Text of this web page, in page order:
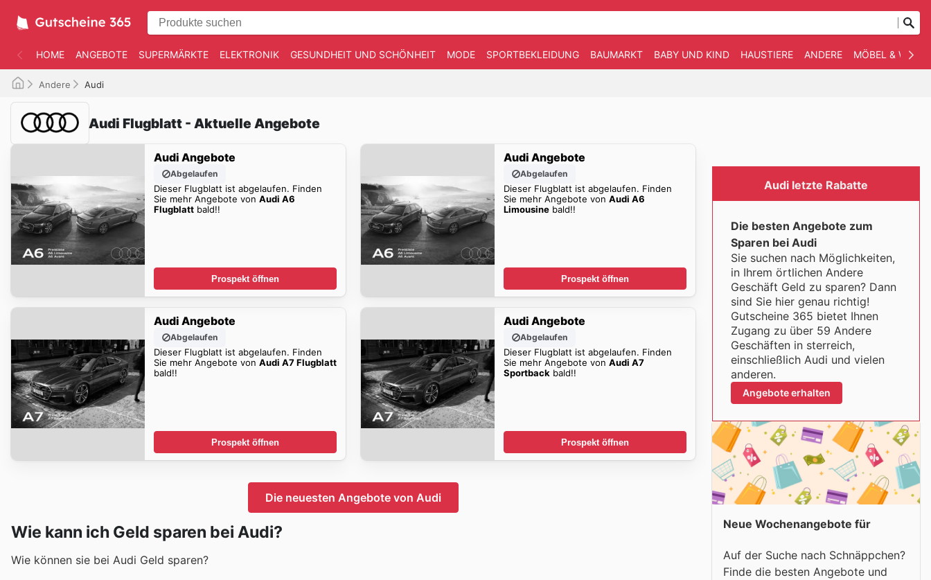
HOME ANGEBOTE SUPERMÄRKTE ELEKTRONIK GESUNDHEIT UND SCHÖNHEIT MODE SPORTBEKLEIDUNG BAUMARKT BABY UND KIND HAUSTIERE ANDERE MÖBEL &
Andere Audi
Audi Flugblatt - Aktuelle Angebote
Audi Angebote
Abgelaufen
Dieser Flugblatt ist abgelaufen. Finden
Sie mehr Angebote von Audi A6
Flugblattbald!!
Prospekt öffnen
Audi Angebote
Abgelaufen
Dieser Flugblatt ist abgelaufen. Finden
Sie mehr Angebote vonAudi A6
Limousine bald!!
Prospekt öffnen
Audi Angebote
Abgelaufen
Dieser Flugblatt ist abgelaufen. Finden
Sie mehr Angebote von Audi A7 Flugblatt
bald!!
Prospekt öffnen
Audi Angebote
Abgelaufen
Dieser Flugblatt ist abgelaufen. Finden
Sie mehr Angebote vonAudi A7
Sportback bald!!
Prospekt öffnen
Die neuesten Angebote von Audi
Wie kann ich Geld sparen bei Audi?
Wie können sie bei Audi Geld sparen?
Audi letzte Rabatte
Die besten Angebote zum
Sparen bei Audi
Sie suchen nach Möglichkeiten,
in Ihrem örtlichen Andere
Geschäft Geld zu sparen? Dann
sind Sie hier genau richtig!
Gutscheine 365 bietet Ihnen
Zugang zu über 59 Andere
Geschäften in sterreich,
einschließlich Audi und vielen
anderen.
Angebote erhalten
Neue Wochenangebote für
Auf der Suche nach Schnäppchen?
Finde die besten Angebote und